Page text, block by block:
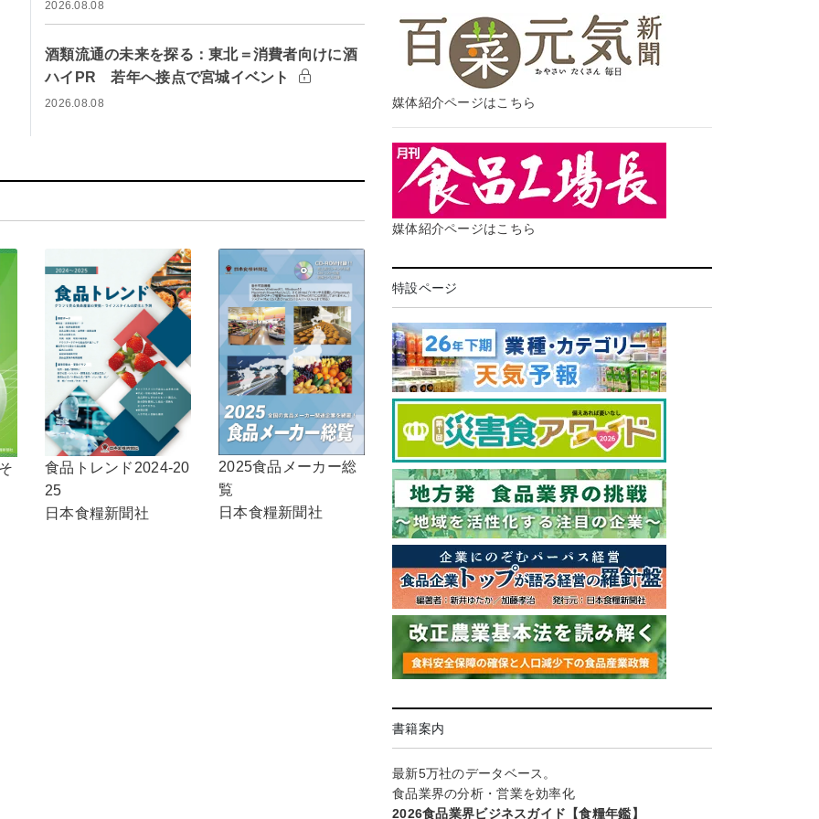
2026.08.08
酒類流通の未来を探る：東北＝消費者向けに酒
ハイPR 若年へ接点で宮城イベント
2026.08.08
食品トレンド2024-20
25
日本食糧新聞社
2025食品メーカー総
覧
日本食糧新聞社
媒体紹介ページはこちら
媒体紹介ページはこちら
特設ページ
書籍案内
最新5万社のデータベース。
食品業界の分析・営業を効率化
2026食品業界ビジネスガイド【食糧年鑑】